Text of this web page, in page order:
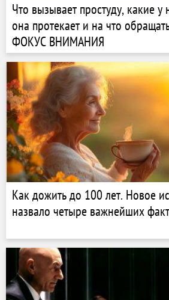
Что вызывает простуду, какие
она протекает и на что
ФОКУС ВНИМАНИЯ
Как дожить до 100 лет. Новое
назвало четыре важнейших